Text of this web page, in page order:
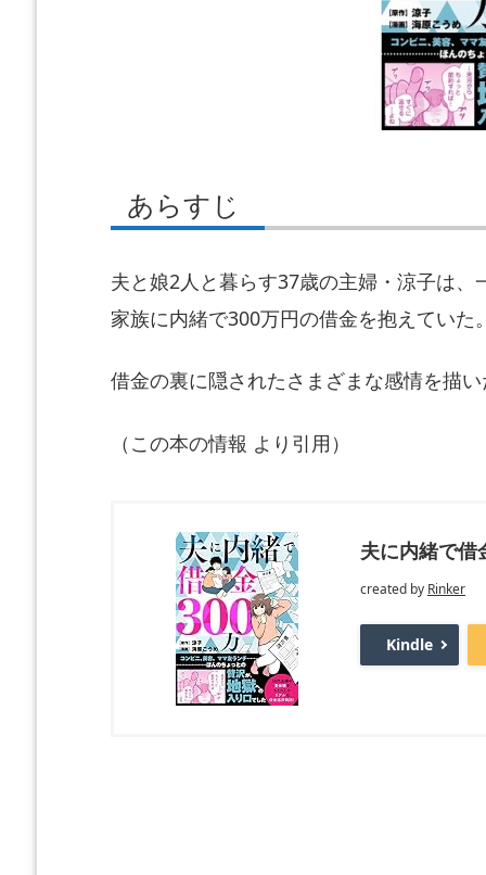
あらすじ
夫と娘2人と暮らす37歳の主婦・涼子は
家族に内緒で300万円の借金を抱えていた
借金の裏に隠されたさまざまな感情を描
（この本の情報 より引用）
夫に内緒で借
created by Rinker
Kindle